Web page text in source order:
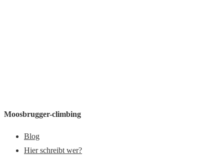
Moosbrugger-climbing
Blog
Hier schreibt wer?